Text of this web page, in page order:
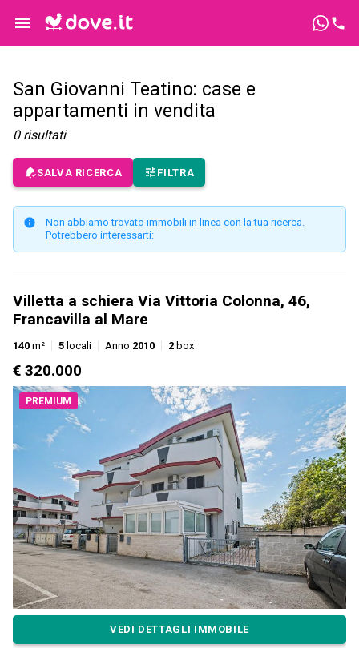
San Giovanni Teatino: case e
appartamenti in vendita
0 risultati
SALVA RICERCA FILTRA
Non abbiamo trovato immobili in linea con la tua ricerca.
Potrebbero interessarti:
Villetta a schiera Via Vittoria Colonna, 46,
Francavilla al Mare
140 m² 5 locali Anno 2010 2 box
€ 320.000
PREMIUM
VEDI DETTAGLI IMMOBILE